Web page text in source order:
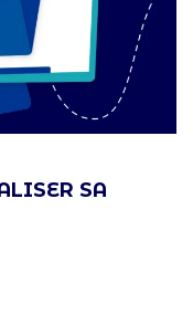
SA